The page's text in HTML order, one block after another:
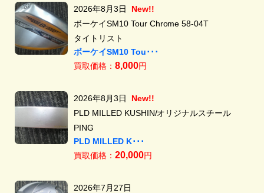
2026年8月3日
New!!
ボーケイSM10 Tour Chrome 58-04T
タイトリスト
ボーケイSM10 Tou･･･
買取価格： 8,000円
2026年8月3日
New!!
PLD MILLED KUSHIN/オリジナルスチール
PING
PLD MILLED K･･･
買取価格： 20,000円
2026年7月27日